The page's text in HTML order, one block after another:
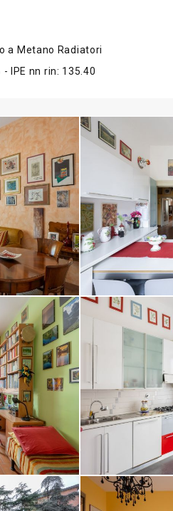
a Metano Radiatori
G - IPE nn rin: 135.40